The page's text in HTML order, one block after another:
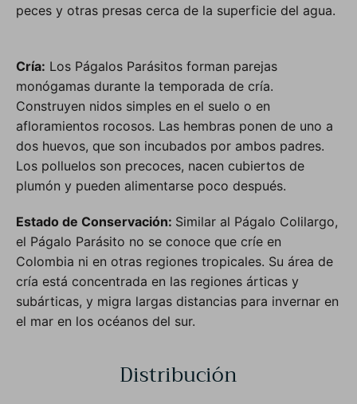
peces y otras presas cerca de la superficie del agua.
Cría: Los Págalos Parásitos forman parejas
monógamas durante la temporada de cría.
Construyen nidos simples en el suelo o en
afloramientos rocosos. Las hembras ponen de uno a
dos huevos, que son incubados por ambos padres.
Los polluelos son precoces, nacen cubiertos de
plumón y pueden alimentarse poco después.
Estado de Conservación: Similar al Págalo Colilargo,
el Págalo Parásito no se conoce que críe en
Colombia ni en otras regiones tropicales. Su área de
cría está concentrada en las regiones árticas y
subárticas, y migra largas distancias para invernar en
el mar en los océanos del sur.
Distribución